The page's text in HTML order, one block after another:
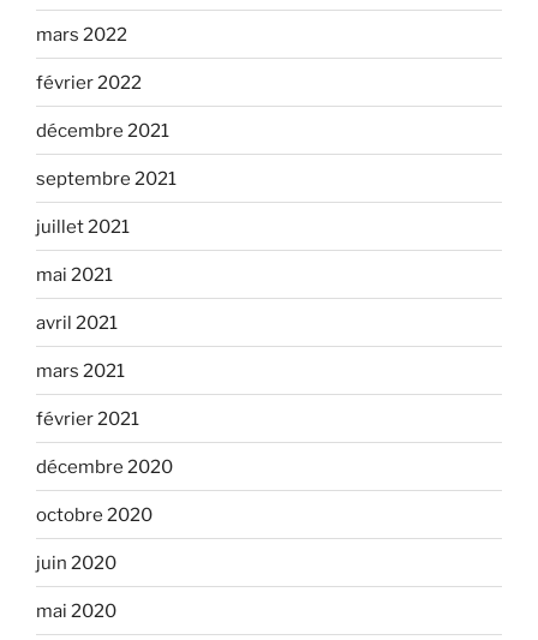
mars 2022
février 2022
décembre 2021
septembre 2021
juillet 2021
mai 2021
avril 2021
mars 2021
février 2021
décembre 2020
octobre 2020
juin 2020
mai 2020